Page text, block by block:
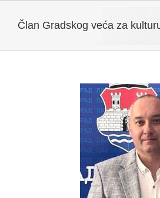
Član Gradskog veća za